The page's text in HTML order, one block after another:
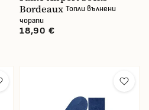
Bordeaux Топли вълнени
чорапи
18,90 €